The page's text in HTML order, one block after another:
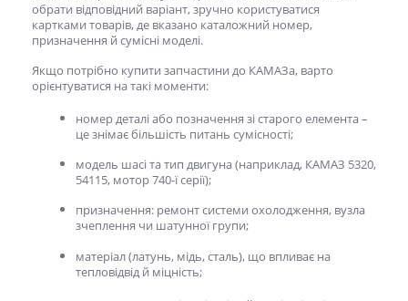
обрати відповідний варіант, зручно користуватися
картками товарів, де вказано каталожний номер,
призначення й сумісні моделі.
Якщо потрібно купити запчастини до КАМАЗа, варто
орієнтуватися на такі моменти:
номер деталі або позначення зі старого елемента –
це знімає більшість питань сумісності;
модель шасі та тип двигуна (наприклад, КАМАЗ 5320,
54115, мотор 740-ї серії);
призначення: ремонт системи охолодження, вузла
зчеплення чи шатунної групи;
матеріал (латунь, мідь, сталь), що впливає на
тепловідвід й міцність;